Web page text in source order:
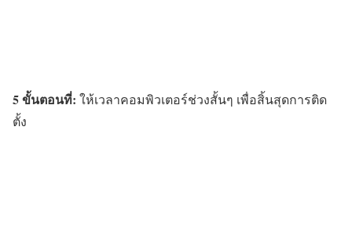
5 ขั้นตอนที่: ให้เวลาคอมพิวเตอร์ช่วงสั้นๆ เพื่อสิ้นสุดการติด
ตั้ง